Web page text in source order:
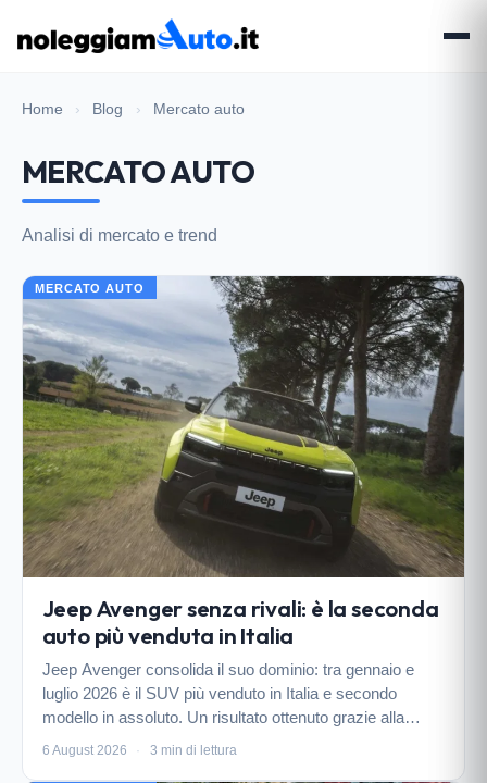
Home › Blog › Mercato auto
MERCATO AUTO
Analisi di mercato e trend
MERCATO AUTO
Jeep Avenger senza rivali: è la seconda
auto più venduta in Italia
Jeep Avenger consolida il suo dominio: tra gennaio e
luglio 2026 è il SUV più venduto in Italia e secondo
modello in assoluto. Un risultato ottenuto grazie alla
gamma multi-alimentazione e a un design che unisce
6 August 2026 · 3 min di lettura